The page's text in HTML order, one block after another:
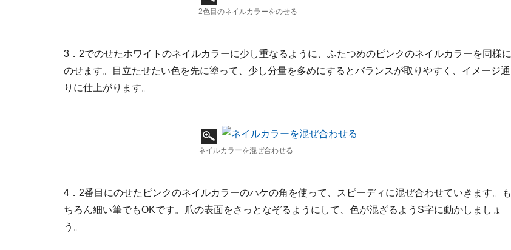
2色目のネイルカラーをのせる
3．2でのせたホワイトのネイルカラーに少し重なるように、ふたつめのピンクのネイルカラーを同様に
のせます。目立たせたい色を先に塗って、少し分量を多めにするとバランスが取りやすく、イメージ通
りに仕上がります。
ネイルカラーを混ぜ合わせる
4．2番目にのせたピンクのネイルカラーのハケの角を使って、スピーディに混ぜ合わせていきます。も
ちろん細い筆でもOKです。爪の表面をさっとなぞるようにして、色が混ざるようS字に動かしましょ
う。